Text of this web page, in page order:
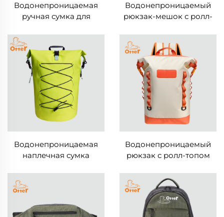
Водонепроницаемая
ручная сумка для
Водонепроницаемый
рюкзак-мешок с ролл-
Водонепроницаемая
наплечная сумка
Водонепроницаемый
рюкзак с ролл-топом